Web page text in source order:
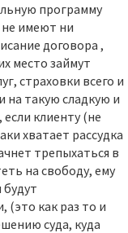
программу
имеют ни
договора ,
место займут
страховки всего и
на такую сладкую и
клиенту (не
хватает рассудка
трепыхаться в
на свободу, ему
будут
(это как раз то и
суда, куда